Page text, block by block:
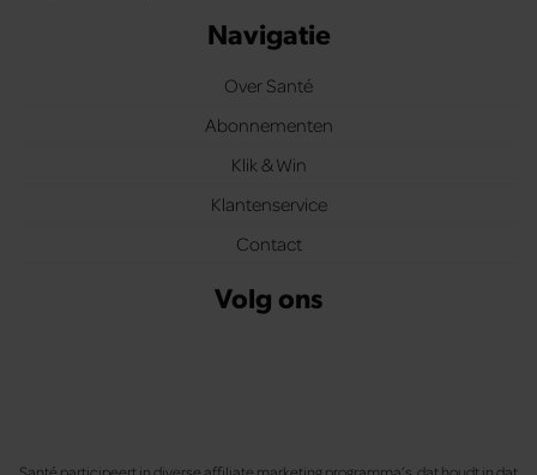
Navigatie
Over Santé
Abonnementen
Klik & Win
Klantenservice
Contact
Volg ons